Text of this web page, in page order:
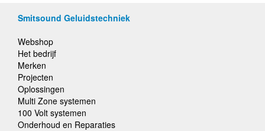
Smitsound Geluidstechniek
Webshop
Het bedrijf
Merken
Projecten
Oplossingen
Multi Zone systemen
100 Volt systemen
Onderhoud en Reparaties